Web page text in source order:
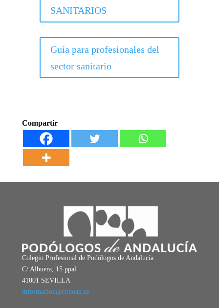
SANITARIOS
Guía para profesionales del
sector sanitario
Compartir
Colegio Profesional de Podólogos de Andalucía
C/ Albuera, 15 ppal
41001 SEVILLA
informacion@copoan.es